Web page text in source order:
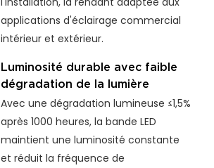
applications d'éclairage commercial
intérieur et extérieur.
Luminosité durable avec faible
dégradation de la lumière
Avec une dégradation lumineuse ≤1,5%
après 1000 heures, la bande LED
maintient une luminosité constante
et réduit la fréquence de